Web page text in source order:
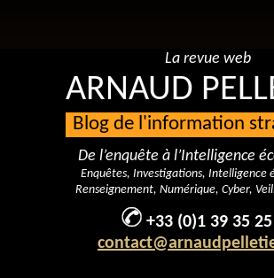
La revue web
ARNAUD
Blog de l'information
De l’enquête à l’Intelligence
Enquêtes, Investigations, Intelligence
Renseignement, Numérique, Cyber,
+33 (0)1 39 35